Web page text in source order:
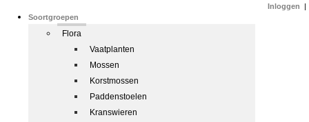
Soortgroepen
Flora
Vaatplanten
Mossen
Korstmossen
Paddenstoelen
Kranswieren
Inloggen |